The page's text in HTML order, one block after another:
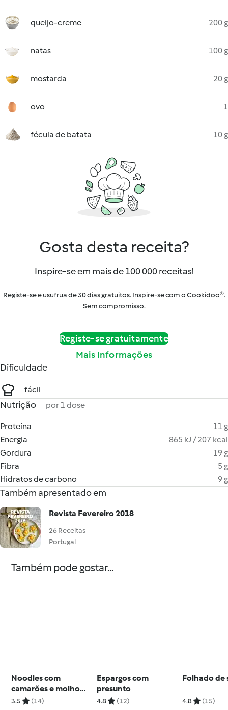
queijo-creme 200 g
natas 100 g
mostarda 20 g
ovo 1
fécula de batata 10 g
Gosta desta receita?
Inspire-se em mais de 100 000 receitas!
Registe-se e usufrua de 30 dias gratuitos. Inspire-se com o Cookidoo®.
Sem compromisso.
Registe-se gratuitamente
Mais Informações
Dificuldade
fácil
Nutrição por 1 dose
Proteína
11 g
Energia
865 kJ / 207 kcal
Gordura
19 g
Fibra
5 g
Hidratos de carbono
9 g
Também apresentado em
Revista Fevereiro 2018
26 Receitas
Portugal
Também pode gostar...
Noodles com
camarões e molho
teriyaki
3.5 (14)
Espargos com
presunto
4.8 (12)
Folhado de
4.8 (15)